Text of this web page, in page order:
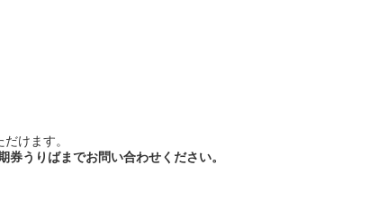
けます。
うりばまでお問い合わせください。